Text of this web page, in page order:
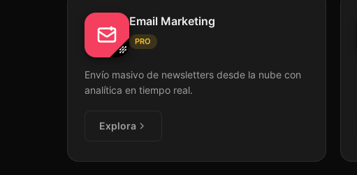
Email Marketing
PRO
Envío masivo de newsletters desde la nube con
analítica en tiempo real.
Explora